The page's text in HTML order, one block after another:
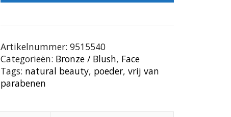
Artikelnummer: 9515540
Categorieën: Bronze / Blush, Face
Tags: natural beauty, poeder, vrij van
parabenen